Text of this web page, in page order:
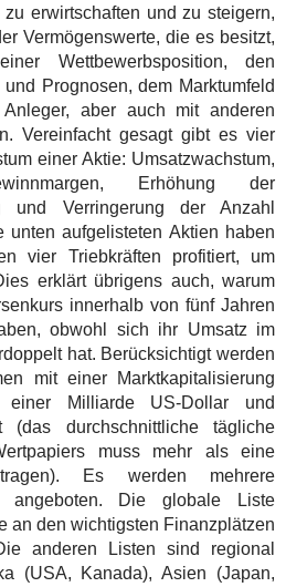
erwirtschaften und zu steigern,
Vermögenswerte, die es besitzt,
Wettbewerbsposition, den
Prognosen, dem Marktumfeld
aber auch mit anderen
Vereinfacht gesagt gibt es vier
einer Aktie: Umsatzwachstum,
Erhöhung der
und Verringerung der Anzahl
unten aufgelisteten Aktien haben
vier Triebkräften profitiert, um
erklärt übrigens auch, warum
innerhalb von fünf Jahren
obwohl sich ihr Umsatz im
hat. Berücksichtigt werden
mit einer Marktkapitalisierung
Milliarde US-Dollar und
(das durchschnittliche tägliche
muss mehr als eine
Es werden mehrere
angeboten. Die globale Liste
an den wichtigsten Finanzplätzen
anderen Listen sind regional
(USA, Kanada), Asien (Japan,